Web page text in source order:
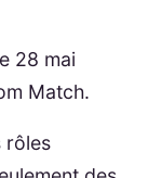
28 mai
Match.
rôles